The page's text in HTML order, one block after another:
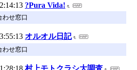
?Pura Vida!
わせ窓口
オルオル日記
わせ窓口
村上モトクラシ大調査